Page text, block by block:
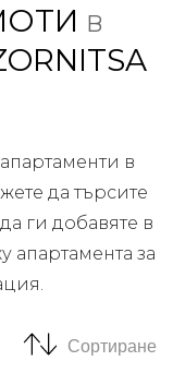
в
в
да търсите
ги добавяте в
апартамента за
Сортиране